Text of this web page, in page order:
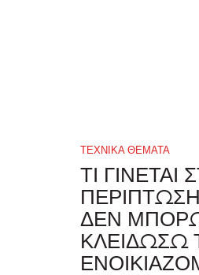
ΤΕΧΝΙΚΑ ΘΕΜΑΤΑ
ΤΙ ΓΊΝΕΤΑΙ
ΔΕΝ
ΚΛΕΙΔΏΣΩ